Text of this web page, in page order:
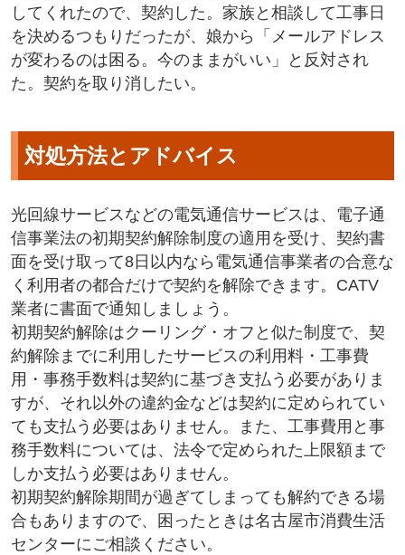
してくれたので、契約した。家族と相談して工事日
を決めるつもりだったが、娘から「メールアドレス
が変わるのは困る。今のままがいい」と反対され
た。契約を取り消したい。
対処方法とアドバイス
光回線サービスなどの電気通信サービスは、電子通
信事業法の初期契約解除制度の適用を受け、契約書
面を受け取って8日以内なら電気通信事業者の合意な
く利用者の都合だけで契約を解除できます。CATV
業者に書面で通知しましょう。
初期契約解除はクーリング・オフと似た制度で、契
約解除までに利用したサービスの利用料・工事費
用・事務手数料は契約に基づき支払う必要がありま
すが、それ以外の違約金などは契約に定められてい
ても支払う必要はありません。また、工事費用と事
務手数料については、法令で定められた上限額まで
しか支払う必要はありません。
初期契約解除期間が過ぎてしまっても解約できる場
合もありますので、困ったときは名古屋市消費生活
センターにご相談ください。